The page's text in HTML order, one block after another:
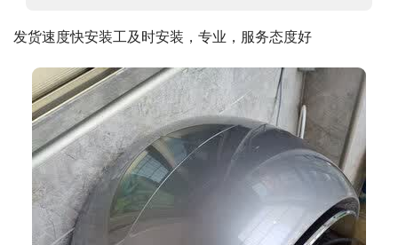
发货速度快安装工及时安装，专业，服务态度好